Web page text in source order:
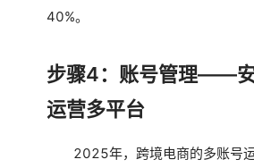
40%。
步骤4：账号管理——
运营多平台
2025年，跨境电商的多账号